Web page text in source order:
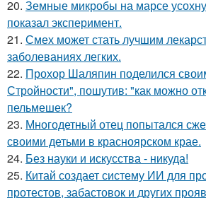
20. Земные микробы на марсе
показал эксперимент.
21. Смех может стать лучшим
заболеваниях легких.
22. Прохор Шаляпин поделился
Стройности", пошутив: "как можно
пельмешек?
23. Многодетный отец попытался
своими детьми в красноярском крае.
24. Без науки и искусства - никуда!
25. Китай создает систему ИИ для
протестов, забастовок и других